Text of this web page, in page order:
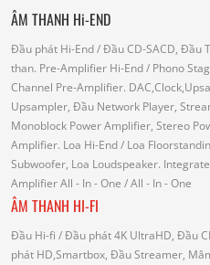
ÂM THANH Hi-END
Đầu phát Hi-End/ Đầu CD-SACD, Đầu
than. Pre-Amplifier Hi-End/ Phono
Channel Pre-Amplifier.
Upsampler, Đầu Network Player,
Monoblock Power Amplifier, Stereo
Amplifier. Loa Hi-End/ Loa
Subwoofer, Loa Loudspeaker.
AmplifierAll - In - One / All - In - One
ÂM THANH HI-FI
Đầu Hi-fi / Đầu phát 4K UltraHD, Đầu
phát HD,Smartbox, Đầu Streamer,